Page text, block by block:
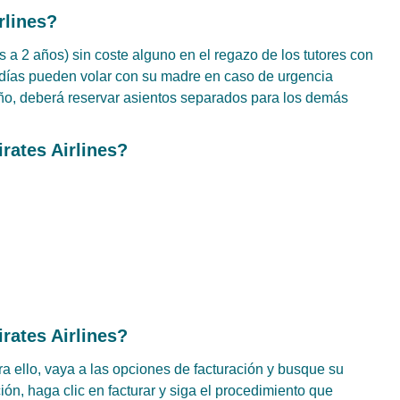
2 años) sin coste alguno en el regazo de los tutores con
pueden volar con su madre en caso de urgencia
deberá reservar asientos separados para los demás
Airlines?
Airlines?
ello, vaya a las opciones de facturación y busque su
haga clic en facturar y siga el procedimiento que